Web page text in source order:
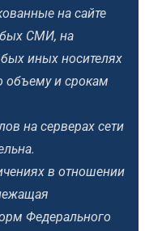
на сайте
СМИ, на
иных носителях
объему и срокам
на серверах сети
в отношении
Федерального